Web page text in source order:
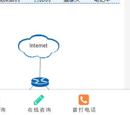
在线咨询 拨打电话